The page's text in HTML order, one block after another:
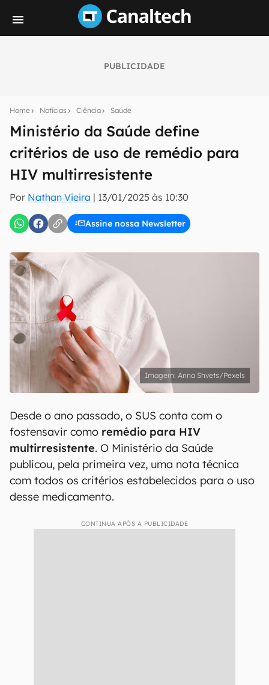
PUBLICIDADE
Home Notícias Ciência Saúde
Ministério da Saúde define
critérios de uso de remédio para
HIV multirresistente
Por Nathan Vieira | 13/01/2025 às 10:30
Assine nossa Newsletter
notícias e reviews sobre tecnologia em primeira
mão.
E-mail
inscreva-se
Uso e Política de Privacidade do Canaltech.
Anna Shvets/Pexels
Desde o ano passado, o SUS conta com o
fostensavir como remédio para HIV
multirresistente. O Ministério da Saúde
publicou, pela primeira vez, uma nota técnica
com todos os critérios estabelecidos para o uso
desse medicamento.
CONTINUA APÓS A PUBLICIDADE